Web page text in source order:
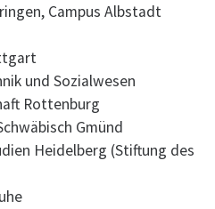
Campus Albstadt
und Sozialwesen
Rottenburg
Gmünd
Heidelberg (Stiftung des